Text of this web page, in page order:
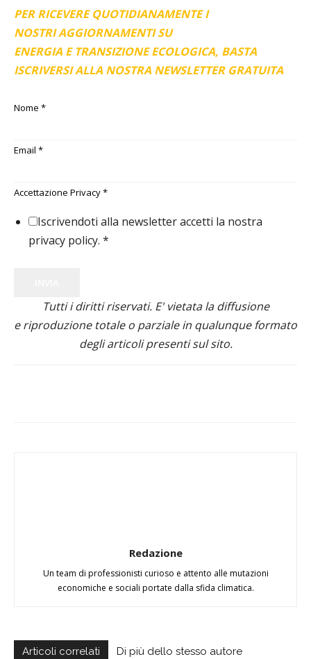
PER RICEVERE QUOTIDIANAMENTE I
NOSTRI AGGIORNAMENTI SU
ENERGIA E TRANSIZIONE ECOLOGICA, BASTA
ISCRIVERSI ALLA NOSTRA NEWSLETTER GRATUITA
Nome *
Email *
Accettazione Privacy*
Iscrivendoti alla newsletter accetti la nostra
privacy policy. *
Tutti i diritti riservati. E' vietata la diffusione
e riproduzione totale o parziale in qualunque formato
degli articoli presenti sul sito.
Redazione
Un team di professionisti curioso e attento alle mutazioni
economiche e sociali portate dalla sfida climatica.
Articoli correlati Di più dello stesso autore